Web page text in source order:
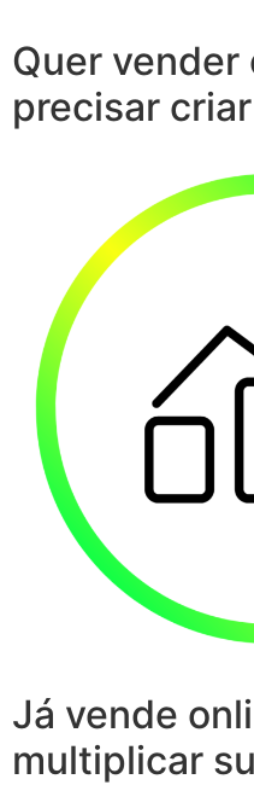
Quer vender
precisar
Já vende
multiplicar